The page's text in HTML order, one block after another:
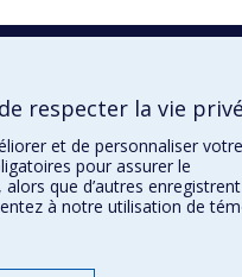
respecter la vie
et de personnaliser votre
pour assurer le
que d’autres
à notre utilisation de